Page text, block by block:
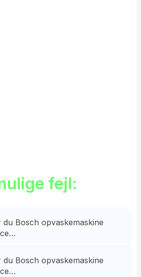
fejl:
du Bosch opvaskemaskine
du Bosch opvaskemaskine